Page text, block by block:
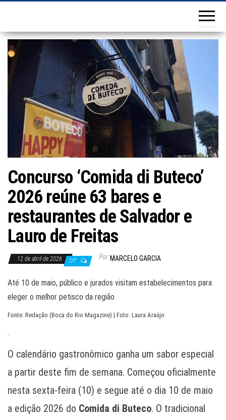
Concurso ‘Comida di Buteco’
2026 reúne 63 bares e
restaurantes de Salvador e
Lauro de Freitas
12 de abril de 2026 Off Por MARCELO GARCIA
Até 10 de maio, público e jurados visitam estabelecimentos para
eleger o melhor petisco da região
Fonte: Redação (Boca do Rio Magazine) | Foto: Laura Araújo
.
O calendário gastronômico ganha um sabor especial
a partir deste fim de semana. Começou oficialmente
nesta sexta-feira (10) e segue até o dia 10 de maio
a edição 2026 do Comida di Buteco. O tradicional